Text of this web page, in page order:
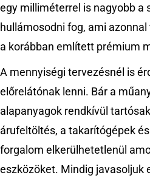
egy milliméterrel is nagyobb a
hullámosodni fog, ami
a korábban említett prémium
A mennyiségi tervezésnél is
előrelátónak lenni. Bár a
alapanyagok rendkívül
árufeltöltés, a takarítógépek
forgalom elkerülhetetlenül
eszközöket. Mindig javasoljuk